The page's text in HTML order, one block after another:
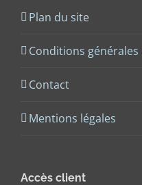
Plan du site
Conditions générales
Contact
Mentions légales
Accès client